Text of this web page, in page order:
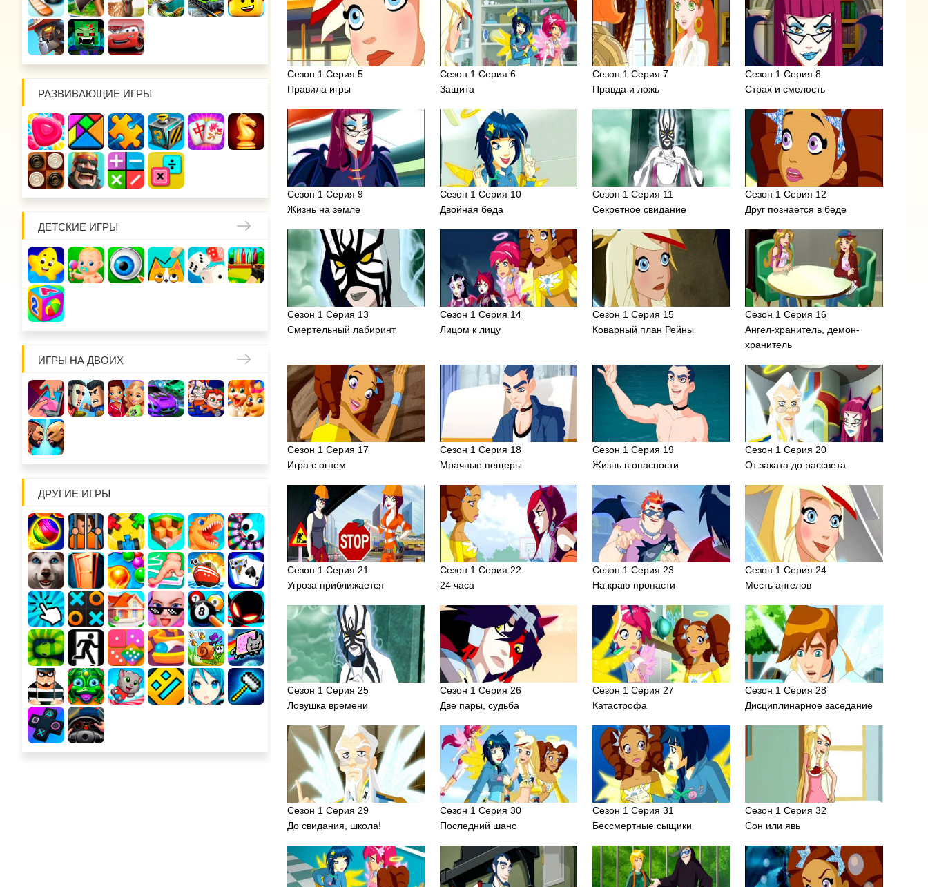
РАЗВИВАЮЩИЕ ИГРЫ
ДЕТСКИЕ ИГРЫ
ИГРЫ НА ДВОИХ
ДРУГИЕ ИГРЫ
Сезон 1 Серия 5
Правила игры
Сезон 1 Серия 6
Защита
Сезон 1 Серия 7
Правда и ложь
Сезон 1 Серия 8
Страх и смелость
Сезон 1 Серия 9
Жизнь на земле
Сезон 1 Серия 10
Двойная беда
Сезон 1 Серия 11
Секретное свидание
Сезон 1 Серия 12
Друг познается в беде
Сезон 1 Серия 13
Смертельный лабиринт
Сезон 1 Серия 14
Лицом к лицу
Сезон 1 Серия 15
Коварный план Рейны
Сезон 1 Серия 16
Ангел-хранитель, демон-
хранитель
Сезон 1 Серия 17
Игра с огнем
Сезон 1 Серия 18
Мрачные пещеры
Сезон 1 Серия 19
Жизнь в опасности
Сезон 1 Серия 20
От заката до рассвета
Сезон 1 Серия 21
Угроза приближается
Сезон 1 Серия 22
24 часа
Сезон 1 Серия 23
На краю пропасти
Сезон 1 Серия 24
Месть ангелов
Сезон 1 Серия 25
Ловушка времени
Сезон 1 Серия 26
Две пары, судьба
Сезон 1 Серия 27
Катастрофа
Сезон 1 Серия 28
Дисциплинарное заседание
Сезон 1 Серия 29
До свидания, школа!
Сезон 1 Серия 30
Последний шанс
Сезон 1 Серия 31
Бессмертные сыщики
Сезон 1 Серия 32
Сон или явь